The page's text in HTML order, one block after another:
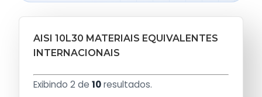
AISI 10L30 MATERIAIS EQUIVALENTES
INTERNACIONAIS
Exibindo 2 de 10resultados.